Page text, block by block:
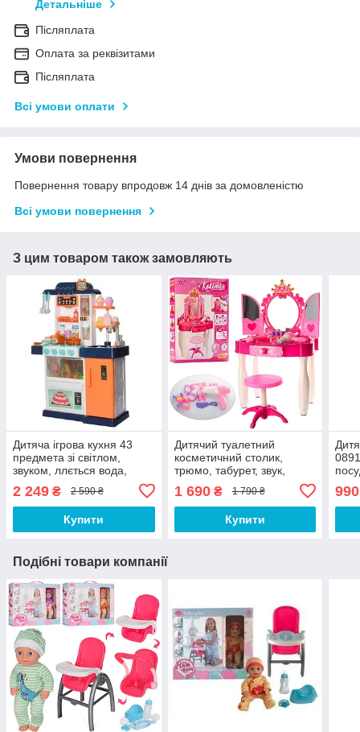
Детальніше
Післяплата
Оплата за реквізитами
Післяплата
Всі умови оплати
Умови повернення
Повернення товару впродовж 14 днів за домовленістю
Всі умови повернення
З цим товаром також замовляють
Дитяча ігрова кухня 43
предмета зі світлом,
звуком, ллється вода,
морожениця, висота 76 см
2 249 ₴ 2 590 ₴
Купити
Дитячий туалетний
косметичний столик,
трюмо, табурет, звук,
рожевий
1 690₴ 1 790 ₴
Купити
990
Подібні товари компанії